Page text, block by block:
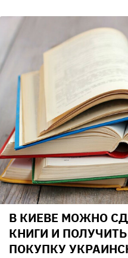
В КИЕВЕ МОЖНО
КНИГИ И
ПОКУПКУ